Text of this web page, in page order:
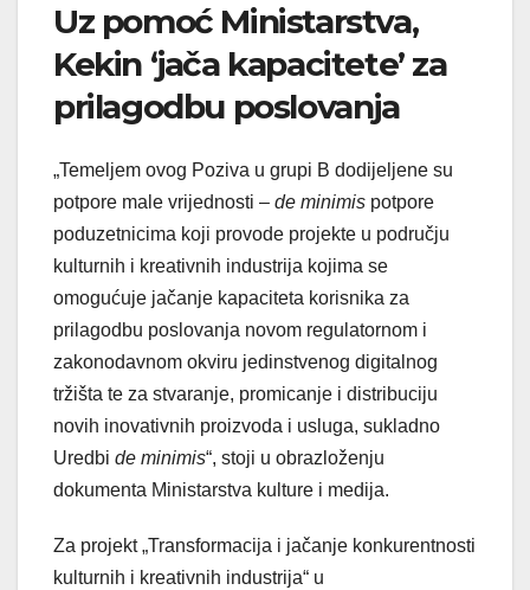
Uz pomoć Ministarstva,
Kekin ‘jača kapacitete’ za
prilagodbu poslovanja
„Temeljem ovog Poziva u grupi B dodijeljene su
potpore male vrijednosti – de minimis potpore
poduzetnicima koji provode projekte u području
kulturnih i kreativnih industrija kojima se
omogućuje jačanje kapaciteta korisnika za
prilagodbu poslovanja novom regulatornom i
zakonodavnom okviru jedinstvenog digitalnog
tržišta te za stvaranje, promicanje i distribuciju
novih inovativnih proizvoda i usluga, sukladno
Uredbi de minimis“, stoji u obrazloženju
dokumenta Ministarstva kulture i medija.
Za projekt „Transformacija i jačanje konkurentnosti
kulturnih i kreativnih industrija“ u